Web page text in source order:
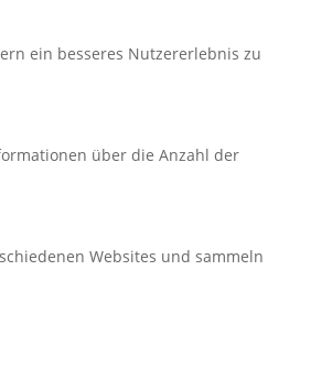
ein besseres Nutzererlebnis zu
über die Anzahl der
Websites und sammeln